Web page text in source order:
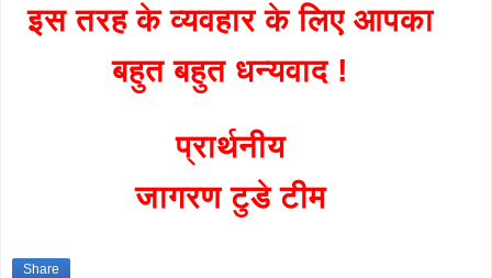
इस तरह के व्यवहार के लिए आपका
बहुत बहुत धन्यवाद !
प्रार्थनीय
जागरण टुडे टीम
Share